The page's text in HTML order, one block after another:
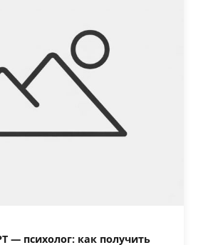
— психолог: как получить